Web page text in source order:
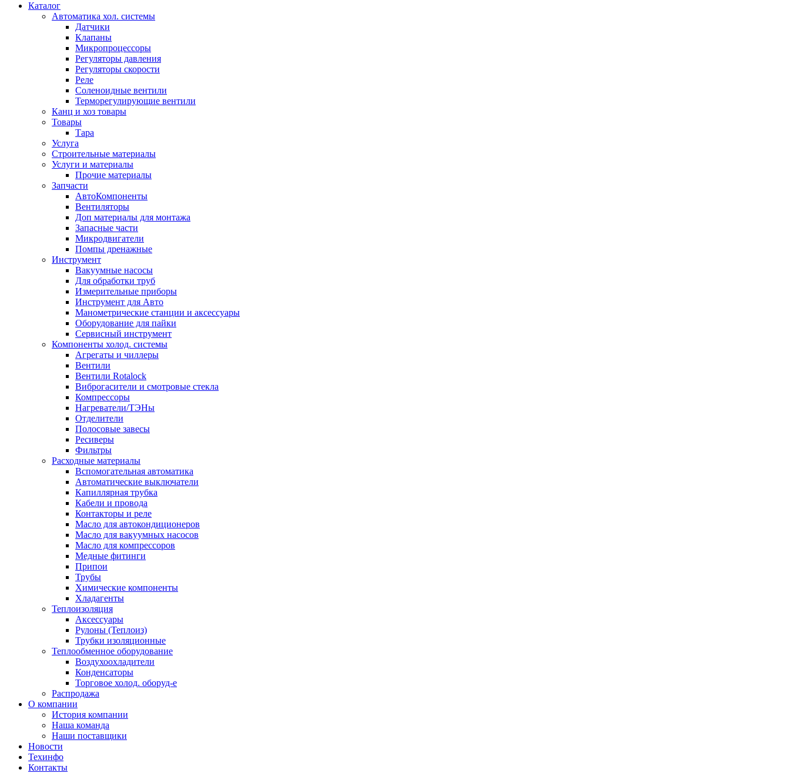
Каталог
Автоматика хол. системы
Датчики
Клапаны
Микропроцессоры
Регуляторы давления
Регуляторы скорости
Реле
Соленоидные вентили
Терморегулирующие вентили
Канц и хоз товары
Товары
Тара
Услуга
Строительные материалы
Услуги и материалы
Прочие материалы
Запчасти
АвтоКомпоненты
Вентиляторы
Доп материалы для монтажа
Запасные части
Микродвигатели
Помпы дренажные
Инструмент
Вакуумные насосы
Для обработки труб
Измерительные приборы
Инструмент для Авто
Манометрические станции и аксессуары
Оборудование для пайки
Сервисный инструмент
Компоненты холод. системы
Агрегаты и чиллеры
Вентили
Вентили Rotalock
Виброгасители и смотровые стекла
Компрессоры
Нагреватели/ТЭНы
Отделители
Полосовые завесы
Ресиверы
Фильтры
Расходные материалы
Вспомогательная автоматика
Автоматические выключатели
Капиллярная трубка
Кабели и провода
Контакторы и реле
Масло для автокондиционеров
Масло для вакуумных насосов
Масло для компрессоров
Медные фитинги
Припои
Трубы
Химические компоненты
Хладагенты
Теплоизоляция
Аксессуары
Рулоны (Теплоиз)
Трубки изоляционные
Теплообменное оборудование
Воздухоохладители
Конденсаторы
Торговое холод. оборуд-е
Распродажа
О компании
История компании
Наша команда
Наши поставщики
Новости
Техинфо
Контакты